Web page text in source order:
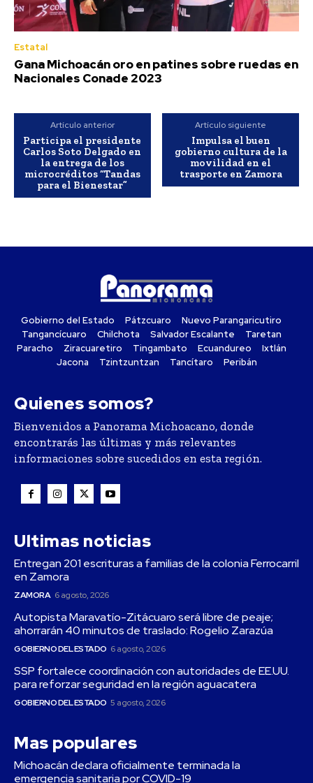
Estatal
Gana Michoacán oro en patines sobre ruedas en
Nacionales Conade 2023
Artículo anterior
Participa el presidente
Carlos Soto Delgado en
la entrega de los
microcréditos “Tandas
para el Bienestar”
Artículo siguiente
Impulsa el buen
gobierno cultura de la
movilidad en el
trasporte en Zamora
Gobierno del Estado Pátzcuaro
Nuevo Parangaricutiro
Tangancícuaro
Chilchota Salvador Escalante
Taretan
Paracho
Ziracuaretiro Tingambato Ecuandureo
Ixtlán
Jacona
Tzintzuntzan Tancítaro Peribán
Quienes somos?
Bienvenidos a Panorama Michoacano, donde
encontrarás las últimas y más relevantes
informaciones sobre sucedidos en esta región.
Ultimas noticias
Entregan 201 escrituras a familias de la colonia Ferrocarril
en Zamora
ZAMORA 6 agosto, 2026
Autopista Maravatío-Zitácuaro será libre de peaje;
ahorrarán 40 minutos de traslado: Rogelio Zarazúa
GOBIERNO DEL ESTADO 6 agosto, 2026
SSP fortalece coordinación con autoridades de EE.UU.
para reforzar seguridad en la región aguacatera
GOBIERNO DEL ESTADO 5 agosto, 2026
Mas populares
Michoacán declara oficialmente terminada la
emergencia sanitaria por COVID-19